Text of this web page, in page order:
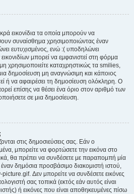
εικονίδια τα οποία μπορούν να
συναίσθημα χρησιμοποιώντας έναν
ευτυχισμένος, ενώ :( υποδηλώνει
μπορεί να εμφανιστεί στη φόρμα
χρησιμοποιείτε καταχρηστικώς τα smilies,
δημοσίευση μη αναγνώσιμη και κάποιος
ή να αφαιρέσει τη δημοσίευση ολόκληρη. Ο
επίσης να θέσει ένα όριο στον αριθμό των
σε μια δημοσίευση.
στις δημοσιεύσεις σας. Εάν ο
μπορείτε να φορτώσετε την εικόνα στο
θα πρέπει να συνδέσετε με παραπομπή μία
δημόσια προσβάσιμο διακομιστή ιστού,
Δεν μπορείτε να συνδέσετε εικόνες
σας τοπικά (εκτός εάν αυτός είναι
ή εικόνες που είναι αποθηκευμένες πίσω